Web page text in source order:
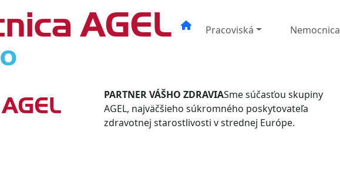
Pracoviská Nemocnica
PARTNER VÁŠHO ZDRAVIASme súčasťou skupiny
AGEL, najväčšieho súkromného poskytovateľa
zdravotnej starostlivosti v strednej Európe.